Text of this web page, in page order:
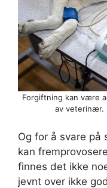
Forgiftning kan være
av veterinær.
Og for å svare på
kan
finnes det ikke
jevnt over ikke